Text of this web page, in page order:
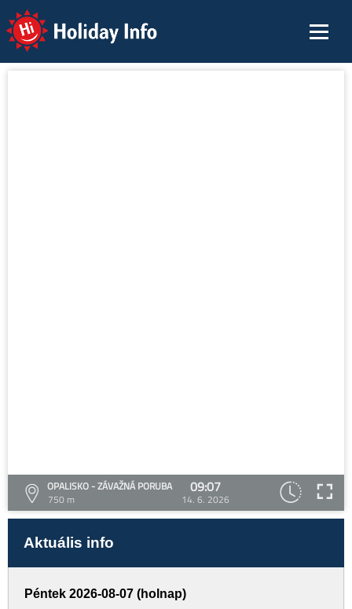
Holiday Info
OPALISKO - ZÁVAŽNÁ PORUBA
750 m
09:07
14. 6. 2026
Aktuális info
Péntek 2026-08-07 (holnap)